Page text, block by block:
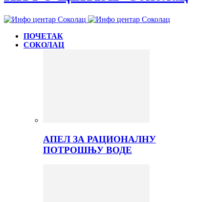
ПОЧЕТАК
СОКОЛАЦ
АПЕЛ ЗА РАЦИОНАЛНУ
ПОТРОШЊУ ВОДЕ